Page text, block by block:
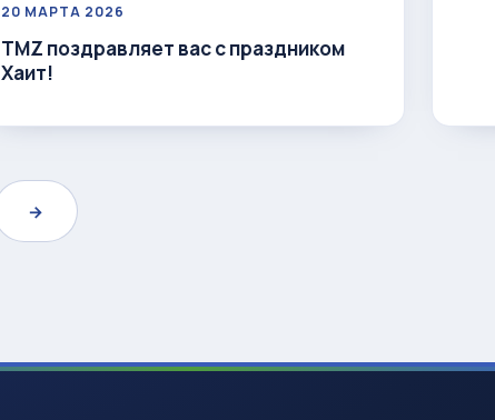
20 МАРТА 2026
TMZ поздравляет вас с праздником
Хаит!
→